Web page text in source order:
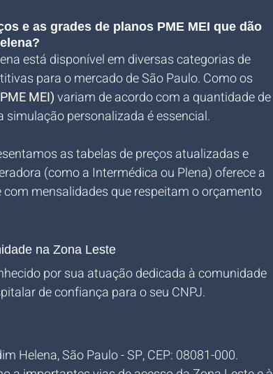
e as grades de planos PME MEI que dão
está disponível em diversas categorias de
para o mercado de São Paulo. Como os
MEI) variam de acordo com a quantidade de
simulação personalizada é essencial.
as tabelas de preços atualizadas e
(como a Intermédica ou Plena) oferece a
mensalidades que respeitam o orçamento
na Zona Leste
por sua atuação dedicada à comunidade
de confiança para o seu CNPJ.
Helena, São Paulo - SP, CEP: 08081-000.